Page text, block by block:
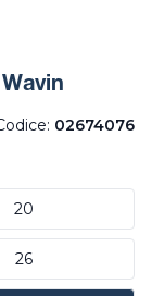
02674076
20
26